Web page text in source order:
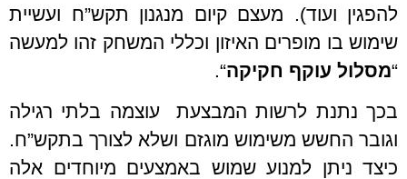
להפגין ועוד). מעצם קיום מנגנון תקש”ח ועשיית
שימוש בו מופרים האיזון וכללי המשחק זהו למעשה
“מסלול עוקף חקיקה“.
בכך נתנת לרשות המבצעת עוצמה בלתי רגילה
וגובר החשש משימוש מוגזם ושלא לצורך בתקש”ח.
כיצד ניתן למנוע שמוש באמצעים מיוחדים אלה